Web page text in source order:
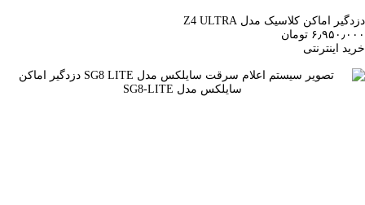
دزدگیر اماکن کلاسیک مدل Z4 ULTRA
۶٫۹۵۰٫۰۰۰ تومان
خرید اینترنتی